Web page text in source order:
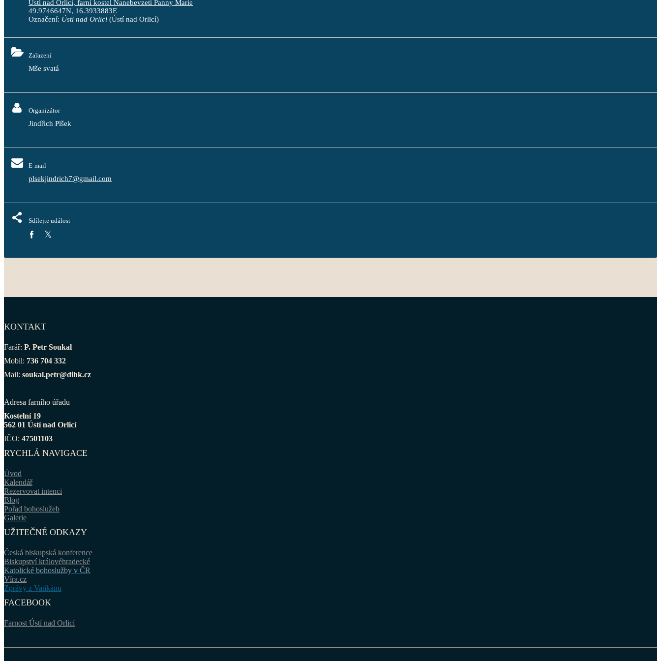
Ústí nad Orlicí, farní kostel Nanebevzetí Panny Marie
49.9746647N, 16.3933883E
Označení: Ústí nad Orlicí(Ústí nad Orlicí)
Zařazení
Mše svatá
Organizátor
Jindřich Plšek
E-mail
plsekjindrich7@gmail.com
Sdílejte událost
KONTAKT
Farář: P. Petr Soukal
Mobil: 736 704 332
Mail: soukal.petr@dihk.cz
Adresa farního úřadu
Kostelní 19
562 01 Ústí nad Orlicí
IČO: 47501103
RYCHLÁ NAVIGACE
Úvod
Kalendář
Rezervovat intenci
Blog
Pořad bohoslužeb
Galerie
UŽITEČNÉ ODKAZY
Česká biskupská konference
Biskupství královéhradecké
Katolické bohoslužby v ČR
Víra.cz
Zprávy z Vatikánu
FACEBOOK
Farnost Ústí nad Orlicí